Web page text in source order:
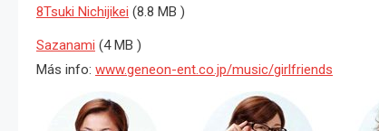
8Tsuki Nichijikei (8.8 MB )
Sazanami (4 MB )
Más info: www.geneon-ent.co.jp/music/girlfriends